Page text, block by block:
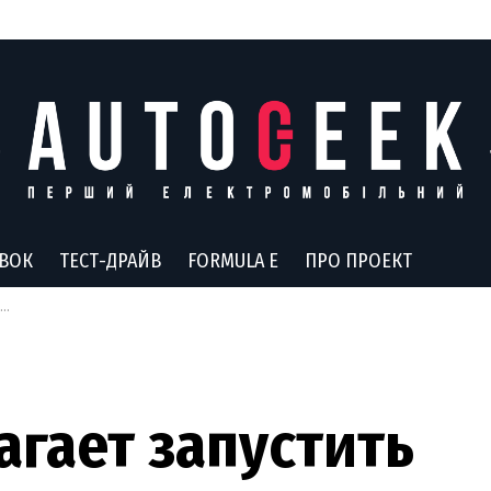
ТЕСТ-ДРАЙВ FORMULA E ПРО ПРОЕКТ
запустить